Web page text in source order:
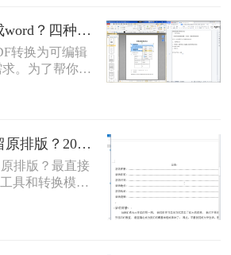
合自己的转换
主流免费方法
pdf如何免费转化成word？四种方法对比与实操指南（附详细表格）
转换为可编辑
。为了帮你快
案，下表汇总
核心差异：
pdf转word怎么保留原排版？2026最新实测，这5种方法从免费到专业全搞定！
排版？最直接
具和转换模式
直接打开
优先”模式，